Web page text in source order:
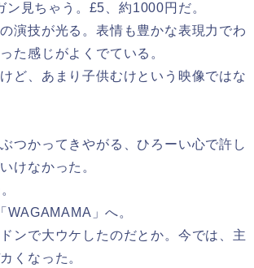
見ちゃう。£5、約1000円だ。
演技が光る。表情も豊かな表現力でわ
た感じがよくでている。
ど、あまり子供むけという映像ではな
つかってきやがる、ひろーい心で許し
けなかった。
」へ。
ンで大ウケしたのだとか。今では、主
くなった。